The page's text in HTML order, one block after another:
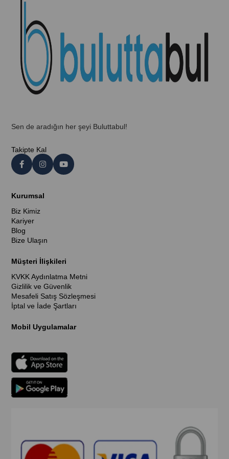
Sen de aradığın her şeyi Buluttabul!
Takipte Kal
Kurumsal
Biz Kimiz
Kariyer
Blog
Bize Ulaşın
Müşteri İlişkileri
KVKK Aydınlatma Metni
Gizlilik ve Güvenlik
Mesafeli Satış Sözleşmesi
İptal ve İade Şartları
Mobil Uygulamalar